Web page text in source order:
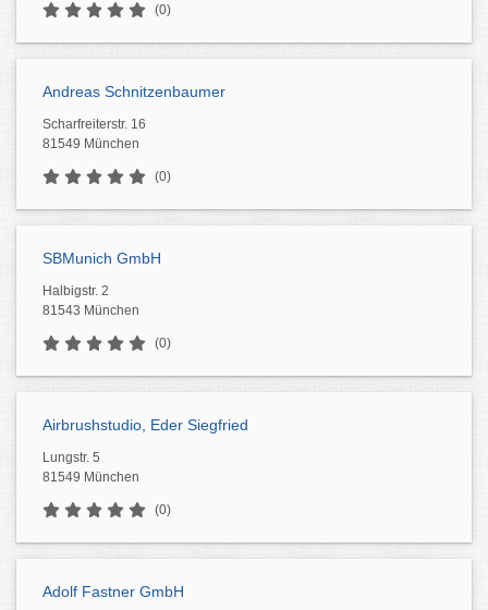
(0)
Andreas Schnitzenbaumer
Scharfreiterstr. 16
81549 München
(0)
SBMunich GmbH
Halbigstr. 2
81543 München
(0)
Airbrushstudio, Eder Siegfried
Lungstr. 5
81549 München
(0)
Adolf Fastner GmbH